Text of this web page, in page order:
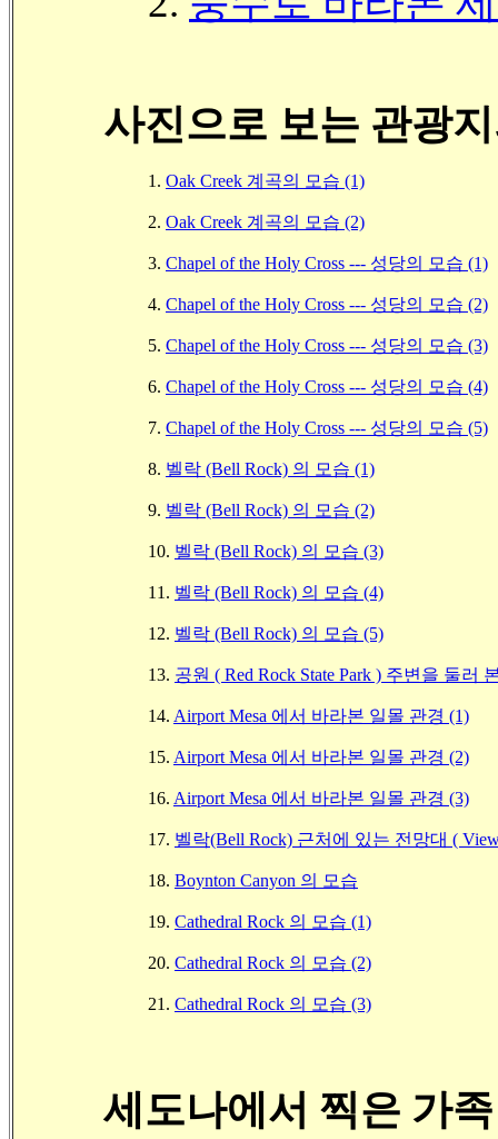
사진으로 보는 관광
1. Oak Creek 계곡의 모습 (1)
2. Oak Creek 계곡의 모습 (2)
3. Chapel of the Holy Cross --- 성당의 모습 (1)
4. Chapel of the Holy Cross --- 성당의 모습 (2)
5. Chapel of the Holy Cross --- 성당의 모습 (3)
6. Chapel of the Holy Cross --- 성당의 모습 (4)
7. Chapel of the Holy Cross --- 성당의 모습 (5)
8. 벨락 (Bell Rock) 의 모습 (1)
9. 벨락 (Bell Rock) 의 모습 (2)
10. 벨락 (Bell Rock) 의 모습 (3)
11. 벨락 (Bell Rock) 의 모습 (4)
12. 벨락 (Bell Rock) 의 모습 (5)
13. 공원 ( Red Rock State Park ) 주변을 둘러
14. Airport Mesa 에서 바라본 일몰 관경 (1)
15. Airport Mesa 에서 바라본 일몰 관경 (2)
16. Airport Mesa 에서 바라본 일몰 관경 (3)
17. 벨락(Bell Rock) 근처에 있는 전망대 (
18. Boynton Canyon 의 모습
19. Cathedral Rock 의 모습 (1)
20. Cathedral Rock 의 모습 (2)
21. Cathedral Rock 의 모습 (3)
세도나에서 찍은 가